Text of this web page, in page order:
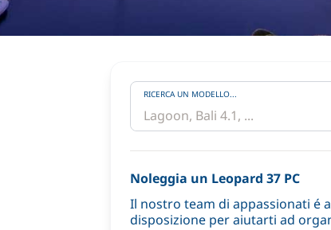
RICERCA UN MODELLO...
Noleggia un Leopard 37 PC
Il nostro team di appassionati é
disposizione per aiutarti ad